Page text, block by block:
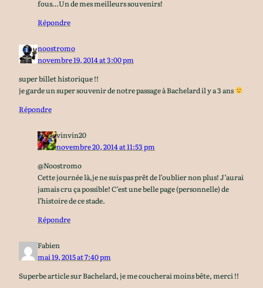
fous…Un de mes meilleurs souvenirs!
Répondre
noostromo
novembre 19, 2014 at 3:00 pm
super billet historique !!
je garde un super souvenir de notre passage à Bachelard il y a 3 ans
Répondre
vinvin20
novembre 20, 2014 at 11:53 pm
@Noostromo
Cette journée là,je ne suis pas prêt de l’oublier non plus! J’aurai
jamais cru ça possible! C’est une belle page (personnelle) de
l’histoire de ce stade.
Répondre
Fabien
mai 19, 2015 at 7:40 pm
Superbe article sur Bachelard, je me coucherai moins bête, merci !!